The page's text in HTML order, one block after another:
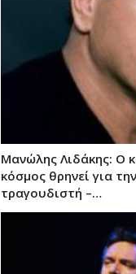
Μανώλης Λιδάκης: Ο
κόσμος θρηνεί για
τραγουδιστή –…